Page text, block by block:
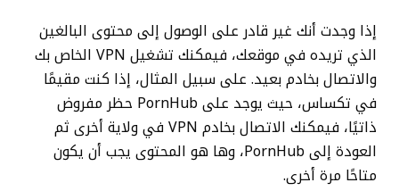
إذا وجدت أنك غير قادر على الوصول إلى محتوى البالغين
الذي تريده في موقعك، فيمكنك تشغيل VPN الخاص بك
والاتصال بخادم بعيد. على سبيل المثال، إذا كنت مقيمًا
في تكساس، حيث يوجد على PornHub حظر مفروض
ذاتيًا، فيمكنك الاتصال بخادم VPN في ولاية أخرى ثم
العودة إلى PornHub، وها هو المحتوى يجب أن يكون
متاحًا مرة أخرى.